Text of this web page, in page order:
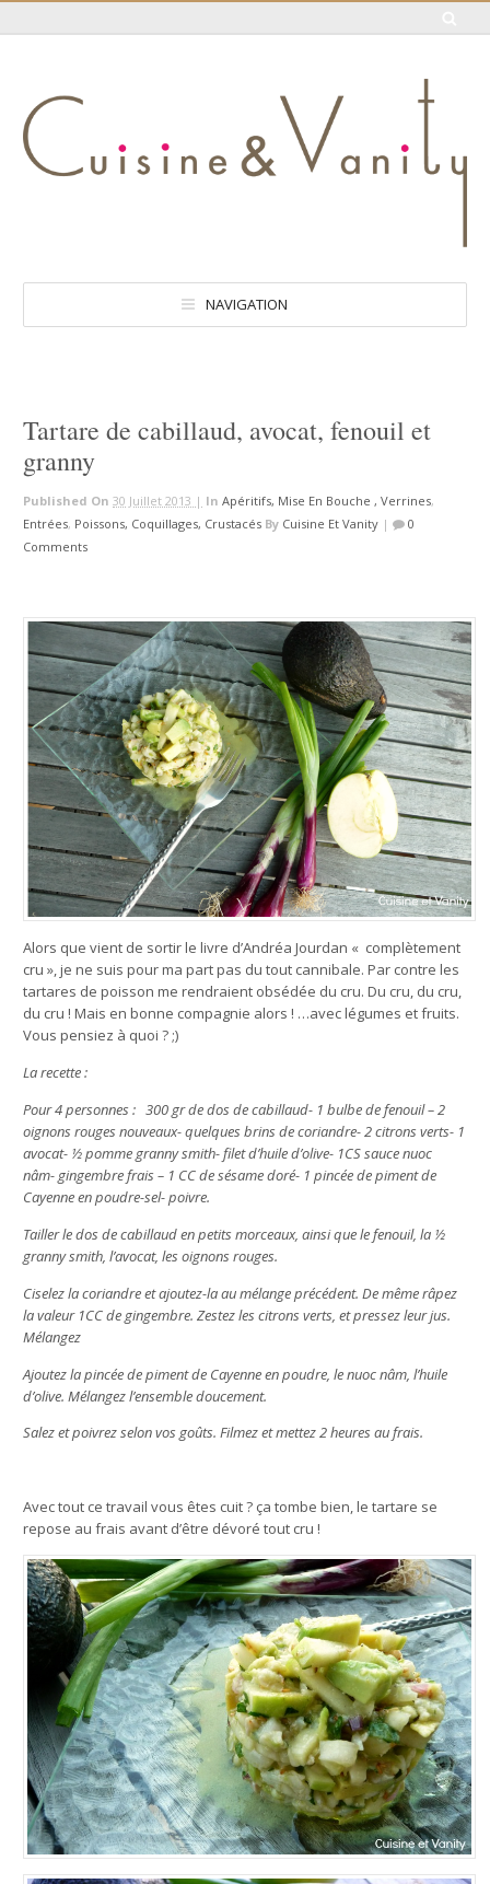
NAVIGATION
Tartare de cabillaud, avocat, fenouil et
granny
Published On30 Juillet 2013 | In Apéritifs, Mise En Bouche , Verrines,
Entrées, Poissons, Coquillages, Crustacés By Cuisine Et Vanity |
0
Comments
Alors que vient de sortir le livre d’Andréa Jourdan « complètement
cru », je ne suis pour ma part pas du tout cannibale. Par contre les
tartares de poisson me rendraient obsédée du cru. Du cru, du cru,
du cru ! Mais en bonne compagnie alors ! …avec légumes et fruits.
Vous pensiez à quoi ? ;)
La recette :
Pour 4 personnes : 300 gr de dos de cabillaud- 1 bulbe de fenouil – 2
oignons rouges nouveaux- quelques brins de coriandre- 2 citrons verts- 1
avocat- ½ pomme granny smith- filet d’huile d’olive- 1CS sauce nuoc
nâm- gingembre frais – 1 CC de sésame doré- 1 pincée de piment de
Cayenne en poudre-sel- poivre.
Tailler le dos de cabillaud en petits morceaux, ainsi que le fenouil, la ½
granny smith, l’avocat, les oignons rouges.
Ciselez la coriandre et ajoutez-la au mélange précédent. De même râpez
la valeur 1CC de gingembre. Zestez les citrons verts, et pressez leur jus.
Mélangez
Ajoutez la pincée de piment de Cayenne en poudre, le nuoc nâm, l’huile
d’olive. Mélangez l’ensemble doucement.
Salez et poivrez selon vos goûts. Filmez et mettez 2 heures au frais.
Avec tout ce travail vous êtes cuit ? ça tombe bien, le tartare se
repose au frais avant d’être dévoré tout cru !